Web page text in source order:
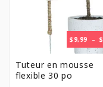
$ 9,99 – $
Tuteur en mousse
flexible 30 po